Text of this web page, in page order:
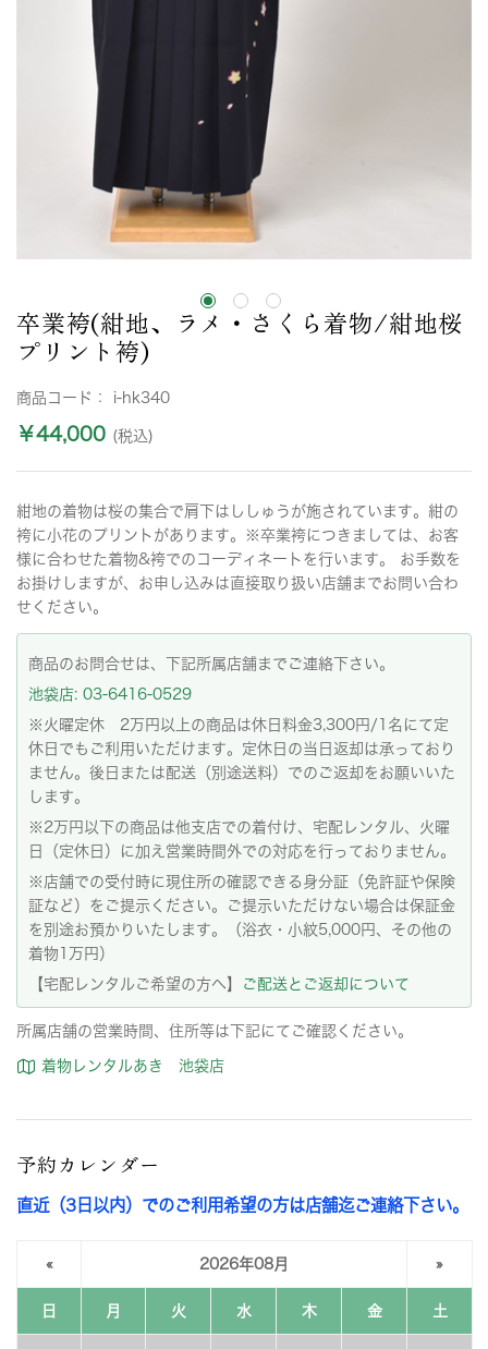
卒業袴(紺地、ラメ・さくら着物/紺地桜
プリント袴)
商品コード： i-hk340
￥44,000 (税込)
紺地の着物は桜の集合で肩下はししゅうが施されています。紺の
袴に小花のプリントがあります。※卒業袴につきましては、お客
様に合わせた着物&袴でのコーディネートを行います。 お手数を
お掛けしますが、お申し込みは直接取り扱い店舗までお問い合わ
せください。
商品のお問合せは、下記所属店舗までご連絡下さい。
池袋店: 03-6416-0529
※火曜定休 2万円以上の商品は休日料金3,300円/1名にて定
休日でもご利用いただけます。定休日の当日返却は承っており
ません。後日または配送（別途送料）でのご返却をお願いいた
します。
※2万円以下の商品は他支店での着付け、宅配レンタル、火曜
日（定休日）に加え営業時間外での対応を行っておりません。
※店舗での受付時に現住所の確認できる身分証（免許証や保険
証など）をご提示ください。ご提示いただけない場合は保証金
を別途お預かりいたします。（浴衣・小紋5,000円、その他の
着物1万円）
【宅配レンタルご希望の方へ】
ご配送とご返却について
所属店舗の営業時間、住所等は下記にてご確認ください。
着物レンタルあき 池袋店
予約カレンダー
直近（3日以内）でのご利用希望の方は店舗迄ご連絡下さい。
« 2026年08月 »
日 月 火 水 木 金 土